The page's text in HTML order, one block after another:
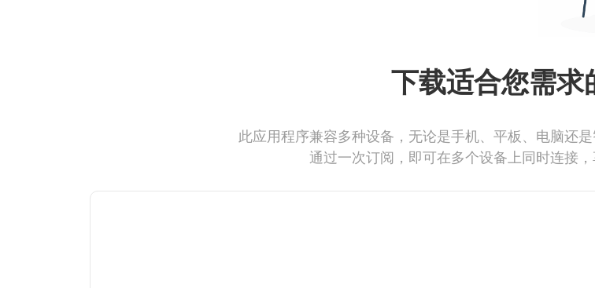
下载适合您需求
此应用程序兼容多种设备，无论是手机、平板、电脑还
通过一次订阅，即可在多个设备上同时连接，